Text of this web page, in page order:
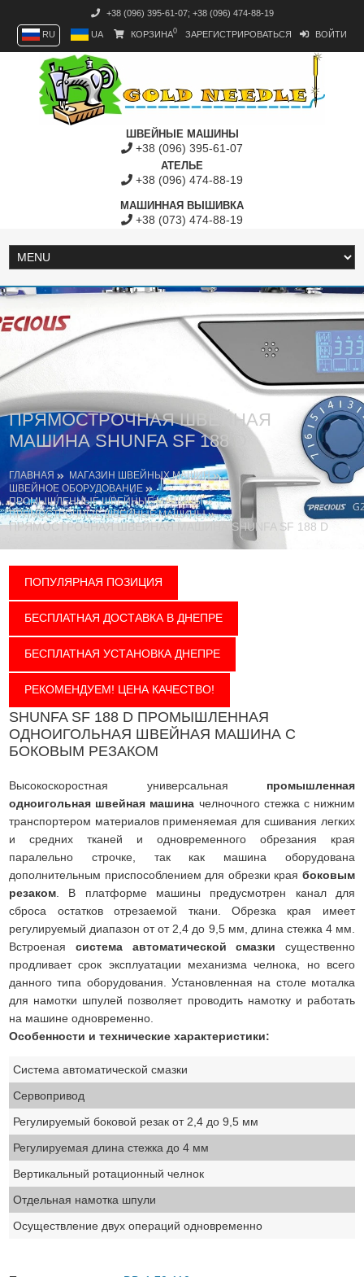
+38 (096) 395-61-07; +38 (096) 474-88-19
RU UA КОРЗИНА0 ЗАРЕГИСТРИРОВАТЬСЯ ВОЙТИ
ШВЕЙНЫЕ МАШИНЫ
+38 (096) 395-61-07
АТЕЛЬЕ
+38 (096) 474-88-19
МАШИННАЯ ВЫШИВКА
+38 (073) 474-88-19
ПРЯМОСТРОЧНАЯ ШВЕЙНАЯ
МАШИНА SHUNFA SF 188 D
ГЛАВНАЯ
МАГАЗИН ШВЕЙНЫХ МАШИН
ШВЕЙНОЕ ОБОРУДОВАНИЕ
ПРОМЫШЛЕННЫЕ ШВЕЙНЫЕ МАШИНЫ
ПРЯМОСТРОЧНЫЕ ШВЕЙНЫЕ МАШИНЫ
ПРЯМОСТРОЧНАЯ ШВЕЙНАЯ МАШИНА SHUNFA SF 188 D
ПОПУЛЯРНАЯ ПОЗИЦИЯ
БЕСПЛАТНАЯ ДОСТАВКА В ДНЕПРЕ
БЕСПЛАТНАЯ УСТАНОВКА ДНЕПРЕ
РЕКОМЕНДУЕМ! ЦЕНА КАЧЕСТВО!
SHUNFA SF 188 D ПРОМЫШЛЕННАЯ
ОДНОИГОЛЬНАЯ ШВЕЙНАЯ МАШИНА С
БОКОВЫМ РЕЗАКОМ
Высокоскоростная универсальная промышленная
одноигольная швейная машина челночного стежка с нижним
транспортером материалов применяемая для сшивания легких
и средних тканей и одновременного обрезания края
паралельно строчке, так как машина оборудована
дополнительным приспособлением для обрезки края боковым
резаком . В платформе машины предусмотрен канал для
сброса остатков отрезаемой ткани. Обрезка края имеет
регулируемый диапазон от от 2,4 до 9,5 мм, длина стежка 4 мм.
Встроеная система автоматической смазки существенно
продливает срок эксплуатации механизма челнока, но всего
данного типа оборудования. Установленная на столе моталка
для намотки шпулей позволяет проводить намотку и работать
на машине одновременно.
Особенности и технические характеристики:
Система автоматической смазки
Сервопривод
Регулируемый боковой резак от 2,4 до 9,5 мм
Регулируемая длина стежка до 4 мм
Вертикальный ротационный челнок
Отдельная намотка шпули
Осуществление двух операций одновременно